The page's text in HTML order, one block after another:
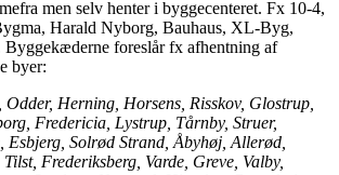
men selv henter i byggecenteret. Fx 10-4,
Harald Nyborg, Bauhaus, XL-Byg,
Byggekæderne foreslår fx afhentning af
byer:
Herning, Horsens, Risskov, Glostrup,
Fredericia, Lystrup, Tårnby, Struer,
Esbjerg, Solrød Strand, Åbyhøj, Allerød,
Frederiksberg, Varde, Greve, Valby,